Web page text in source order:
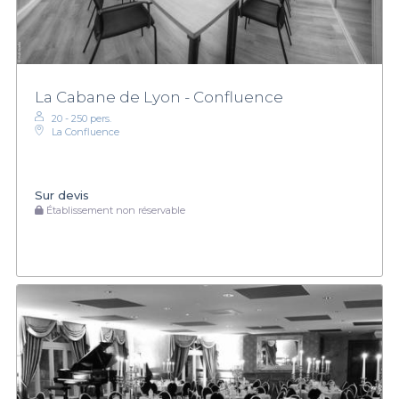
La Cabane de Lyon - Confluence
20 - 250 pers.
La Confluence
Sur devis
Établissement non réservable